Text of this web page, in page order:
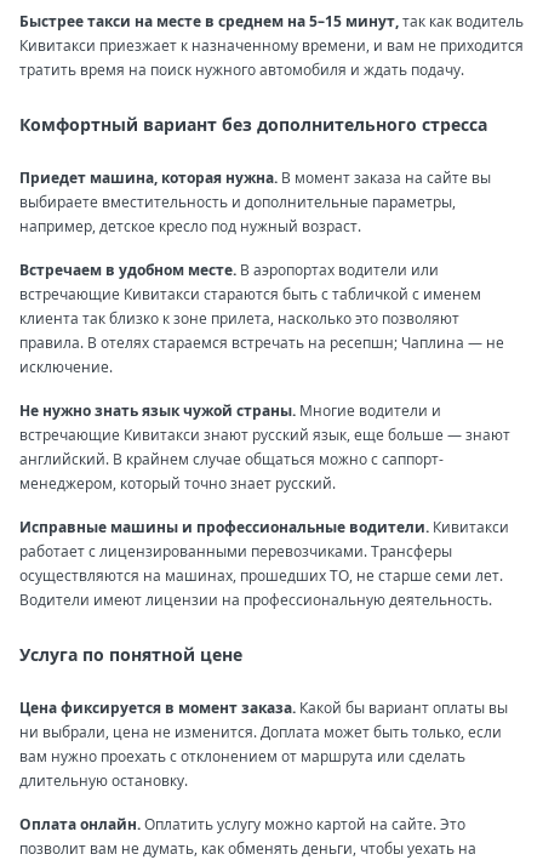
Быстрее такси на месте в среднем на 5–15 минут,так как водитель
Кивитакси приезжает к назначенному времени, и вам не приходится
тратить время на поиск нужного автомобиля и ждать подачу.
Комфортный вариант без дополнительного стресса
Приедет машина, которая нужна. В момент заказа на сайте вы
выбираете вместительность и дополнительные параметры,
например, детское кресло под нужный возраст.
Встречаем в удобном месте. В аэропортах водители или
встречающие Кивитакси стараются быть с табличкой с именем
клиента так близко к зоне прилета, насколько это позволяют
правила. В отелях стараемся встречать на ресепшн; Чаплина — не
исключение.
Не нужно знать язык чужой страны. Многие водители и
встречающие Кивитакси знают русский язык, еще больше — знают
английский. В крайнем случае общаться можно с саппорт-
менеджером, который точно знает русский.
Исправные машины и профессиональные водители. Кивитакси
работает с лицензированными перевозчиками. Трансферы
осуществляются на машинах, прошедших ТО, не старше семи лет.
Водители имеют лицензии на профессиональную деятельность.
Услуга по понятной цене
Цена фиксируется в момент заказа. Какой бы вариант оплаты вы
ни выбрали, цена не изменится. Доплата может быть только, если
вам нужно проехать с отклонением от маршрута или сделать
длительную остановку.
Оплата онлайн.Оплатить услугу можно картой на сайте. Это
позволит вам не думать, как обменять деньги, чтобы уехать на